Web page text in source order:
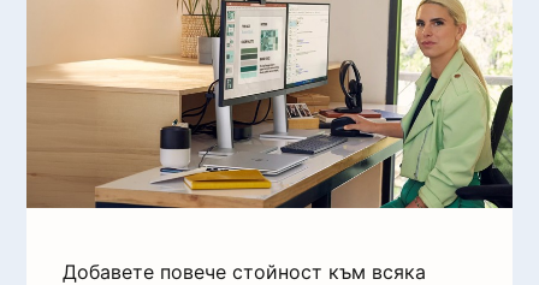
Добавете повече стойност към всяка